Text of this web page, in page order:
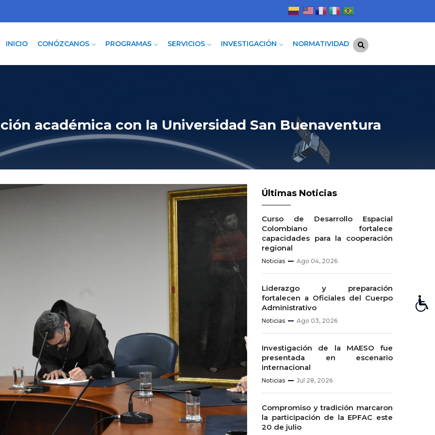
INICIO CONÓZCANOS PROGRAMAS SERVICIOS INVESTIGACIÓN NORMATIVIDAD
académica con la Universidad San Buenaventura
Últimas Noticias
Curso de Desarrollo Espacial
Colombiano fortalece
capacidades para la cooperación
regional
Noticias Ago 04, 2026
Liderazgo y preparación
fortalecen a Oficiales del Cuerpo
Administrativo
Noticias Ago 03, 2026
Investigación de la MAESO fue
presentada en escenario
internacional
Noticias Jul 28, 2026
Compromiso y tradición marcaron
la participación de la EPFAC este
20 de julio